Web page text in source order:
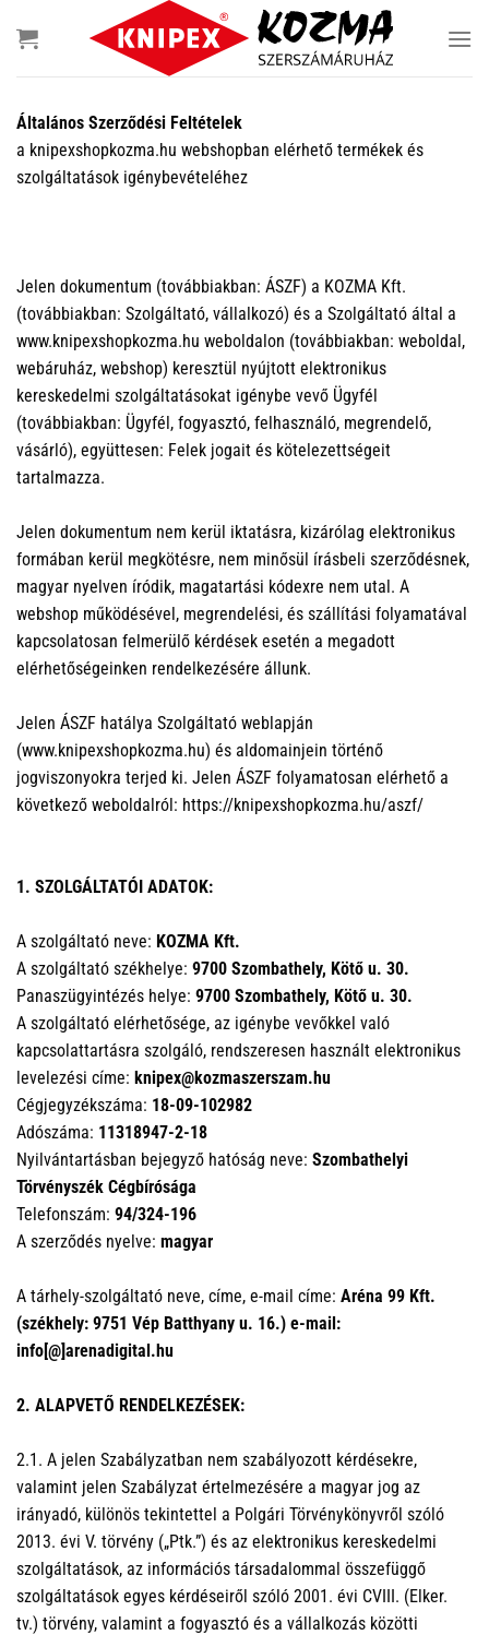
Általános Szerződési Feltételek
a knipexshopkozma.hu webshopban elérhető termékek és
szolgáltatások igénybevételéhez
Jelen dokumentum (továbbiakban: ÁSZF) a KOZMA Kft.
(továbbiakban: Szolgáltató, vállalkozó) és a Szolgáltató által a
www.knipexshopkozma.hu weboldalon (továbbiakban: weboldal,
webáruház, webshop) keresztül nyújtott elektronikus
kereskedelmi szolgáltatásokat igénybe vevő Ügyfél
(továbbiakban: Ügyfél, fogyasztó, felhasználó, megrendelő,
vásárló), együttesen: Felek jogait és kötelezettségeit
tartalmazza.
Jelen dokumentum nem kerül iktatásra, kizárólag elektronikus
formában kerül megkötésre, nem minősül írásbeli szerződésnek,
magyar nyelven íródik, magatartási kódexre nem utal. A
webshop működésével, megrendelési, és szállítási folyamatával
kapcsolatosan felmerülő kérdések esetén a megadott
elérhetőségeinken rendelkezésére állunk.
Jelen ÁSZF hatálya Szolgáltató weblapján
(www.knipexshopkozma.hu) és aldomainjein történő
jogviszonyokra terjed ki. Jelen ÁSZF folyamatosan elérhető a
következő weboldalról: https://knipexshopkozma.hu/aszf/
1. SZOLGÁLTATÓI ADATOK:
A szolgáltató neve: KOZMA Kft.
A szolgáltató székhelye: 9700 Szombathely, Kötő u. 30.
Panaszügyintézés helye: 9700 Szombathely, Kötő u. 30.
A szolgáltató elérhetősége, az igénybe vevőkkel való
kapcsolattartásra szolgáló, rendszeresen használt elektronikus
levelezési címe: knipex@kozmaszerszam.hu
Cégjegyzékszáma: 18-09-102982
Adószáma: 11318947-2-18
Nyilvántartásban bejegyző hatóság neve: Szombathelyi
Törvényszék Cégbírósága
Telefonszám: 94/324-196
A szerződés nyelve: magyar
A tárhely-szolgáltató neve, címe, e-mail címe: Aréna 99 Kft.
(székhely: 9751 Vép Batthyany u. 16.) e-mail:
info[@]arenadigital.hu
2. ALAPVETŐ RENDELKEZÉSEK:
2.1. A jelen Szabályzatban nem szabályozott kérdésekre,
valamint jelen Szabályzat értelmezésére a magyar jog az
irányadó, különös tekintettel a Polgári Törvénykönyvről szóló
2013. évi V. törvény („Ptk.”) és az elektronikus kereskedelmi
szolgáltatások, az információs társadalommal összefüggő
szolgáltatások egyes kérdéseiről szóló 2001. évi CVIII. (Elker.
tv.) törvény, valamint a fogyasztó és a vállalkozás közötti